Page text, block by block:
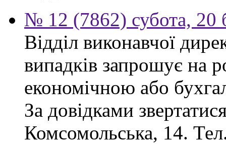
№ 12 (7862) субота, 20
Відділ виконавчої
випадків запрошує на
економічною або
За довідками
Комсомольська, 14.